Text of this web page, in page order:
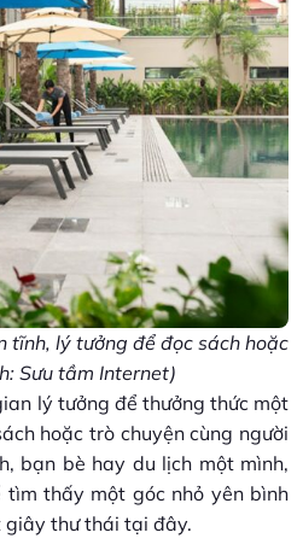
tĩnh, lý tưởng để đọc sách hoặc
Sưu tầm Internet)
lý tưởng để thưởng thức một
hoặc trò chuyện cùng người
bạn bè hay du lịch một mình,
tìm thấy một góc nhỏ yên bình
giây thư thái tại đây.